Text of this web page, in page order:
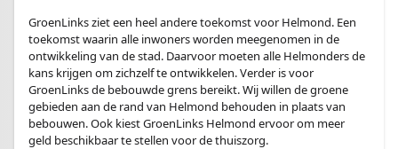
GroenLinks ziet een heel andere toekomst voor Helmond. Een
toekomst waarin alle inwoners worden meegenomen in de
ontwikkeling van de stad. Daarvoor moeten alle Helmonders de
kans krijgen om zichzelf te ontwikkelen. Verder is voor
GroenLinks de bebouwde grens bereikt. Wij willen de groene
gebieden aan de rand van Helmond behouden in plaats van
bebouwen. Ook kiest GroenLinks Helmond ervoor om meer
geld beschikbaar te stellen voor de thuiszorg.